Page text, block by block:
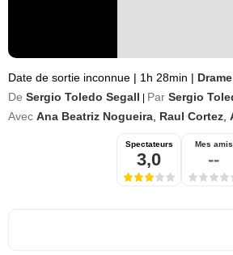
Date de sortie inconnue | 1h 28min | Drame
De Sergio Toledo Segall Par Sergio
Avec Ana Beatriz Nogueira Raul Cortez
Spectateurs
3,0
Mes amis
--